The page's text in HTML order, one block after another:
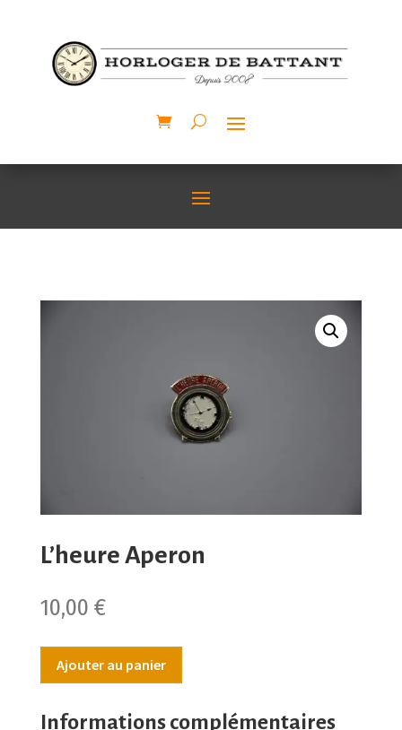
L’heure Aperon
10,00 €
Ajouter au panier
Informations complémentaires